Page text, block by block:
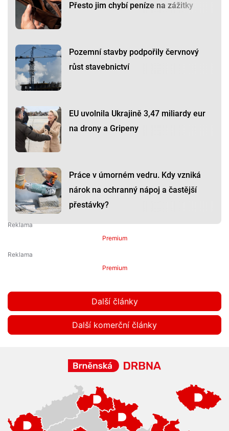
Přesto jim chybí peníze na zážitky
Pozemní stavby podpořily červnový
růst stavebnictví
EU uvolnila Ukrajině 3,47 miliardy eur
na drony a Gripeny
Práce v úmorném vedru. Kdy vzniká
nárok na ochranný nápoj a častější
přestávky?
Premium
Premium
Další články
Další komerční články